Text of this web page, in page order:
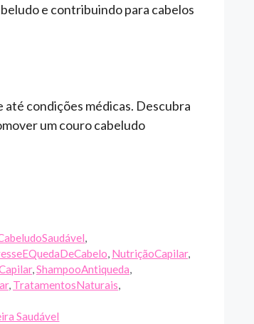
e contribuindo para cabelos
até condições médicas. Descubra
um couro cabeludo
,
, NutriçãoCapilar,
,ShampooAntiqueda,
, TratamentosNaturais,
Saudável